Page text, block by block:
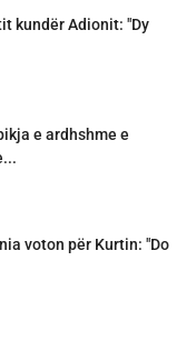
kundër Adionit: "Dy
e ardhshme e
voton për Kurtin: "Do